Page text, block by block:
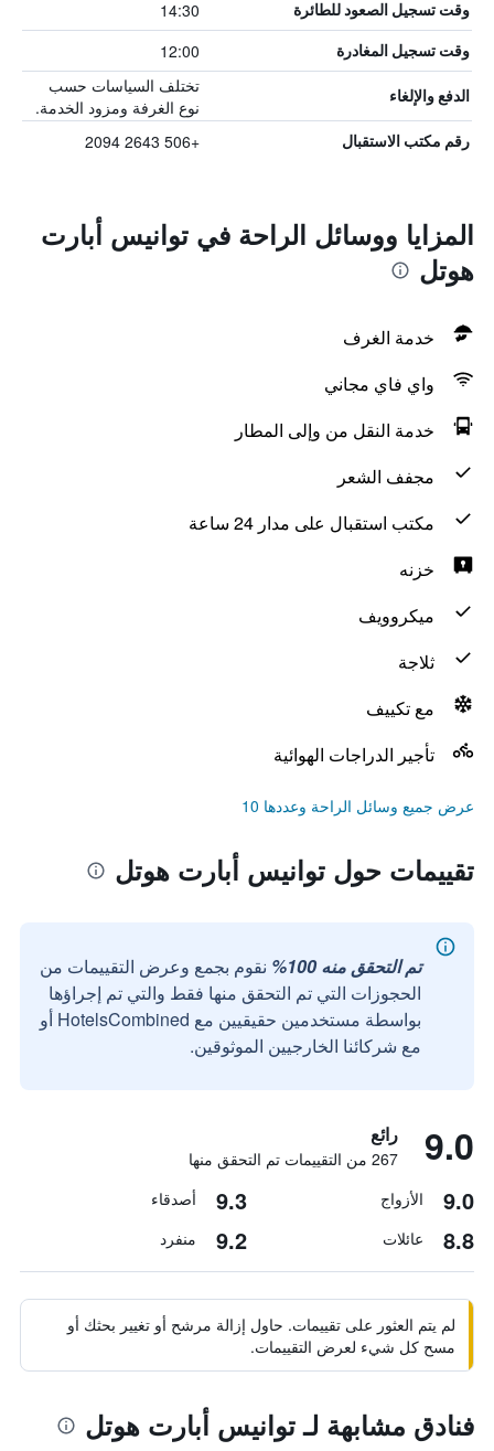
وقت تسجيل الصعود للطائرة 14:30
وقت تسجيل المغادرة 12:00
الدفع والإلغاء
تختلف السياسات حسب
نوع الغرفة ومزود الخدمة.
رقم مكتب الاستقبال +506 2643 2094
المزايا ووسائل الراحة في توانيس أبارت
هوتل
خدمة الغرف
واي فاي مجاني
خدمة النقل من وإلى المطار
مجفف الشعر
مكتب استقبال على مدار 24 ساعة
خزنه
ميكروويف
ثلاجة
مع تكييف
تأجير الدراجات الهوائية
عرض جميع وسائل الراحة وعددها 10
تقييمات حول توانيس أبارت هوتل
تم التحقق منه 100%
نقوم بجمع وعرض التقييمات من
الحجوزات التي تم التحقق منها فقط والتي تم إجراؤها
بواسطة مستخدمين حقيقيين مع HotelsCombined أو
مع شركائنا الخارجيين الموثوقين.
9.0 رائع
267 من التقييمات تم التحقق منها
9.0 الأزواج 9.3 أصدقاء
8.8 عائلات 9.2 منفرد
لم يتم العثور على تقييمات. حاول إزالة مرشح أو تغيير بحثك أو
مسح كل شيء لعرض التقييمات.
فنادق مشابهة لـ توانيس أبارت هوتل